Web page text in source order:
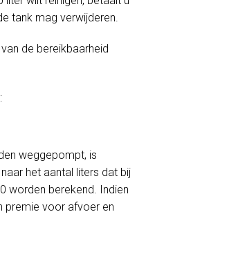
tank mag verwijderen.
de bereikbaarheid
weggepompt, is
het aantal liters dat bij
worden berekend. Indien
premie voor afvoer en